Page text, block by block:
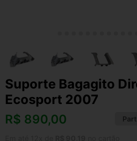
Suporte Bagagito
Ecosport 2007
R$ 890,00